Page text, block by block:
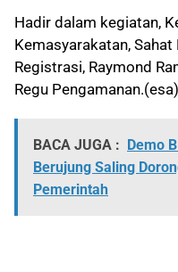
Hadir dalam kegiatan,
Kemasyarakatan, Sahat
Registrasi, Raymond
Regu Pengamanan.(esa)
BACA JUGA : Demo
Berujung Saling
Pemerintah